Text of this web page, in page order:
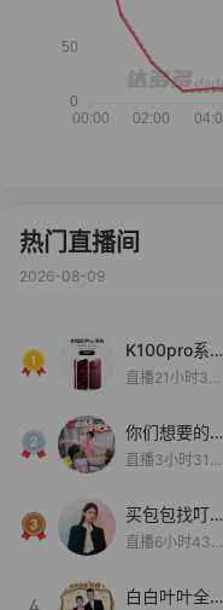
热门直播间
2026-08-09
K100pro系列
新品预约中~
直播21小时39
你们想要的
包！终于来
意！
直播3小时31分
买包包找叮
当,一折购！
直播6小时43分
白白叶叶全品